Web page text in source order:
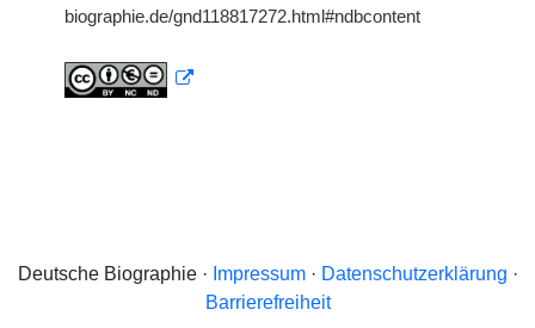
biographie.de/gnd118817272.html#ndbcontent
Deutsche Biographie · Impressum· Datenschutzerklärung ·
Barrierefreiheit